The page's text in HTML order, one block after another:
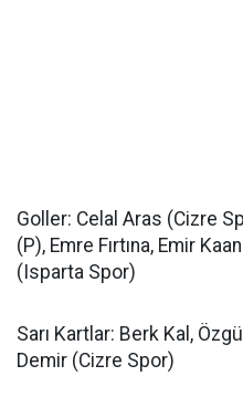
Goller: Celal Aras (Cizre
(P), Emre Fırtına, Emir
(Isparta Spor)
Sarı Kartlar: Berk Kal,
Demir (Cizre Spor)